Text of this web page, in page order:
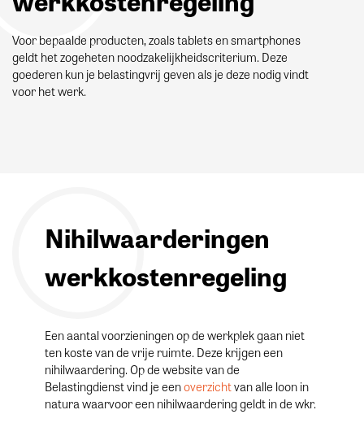
Voor bepaalde producten, zoals tablets en smartphones
geldt het zogeheten noodzakelijkheidscriterium. Deze
goederen kun je belastingvrij geven als je deze nodig vindt
voor het werk.
Nihilwaarderingen
werkkostenregeling
Een aantal voorzieningen op de werkplek gaan niet
ten koste van de vrije ruimte. Deze krijgen een
nihilwaardering. Op de website van de
Belastingdienst vind je eenoverzichtvan alle loon in
natura waarvoor een nihilwaardering geldt in de wkr.